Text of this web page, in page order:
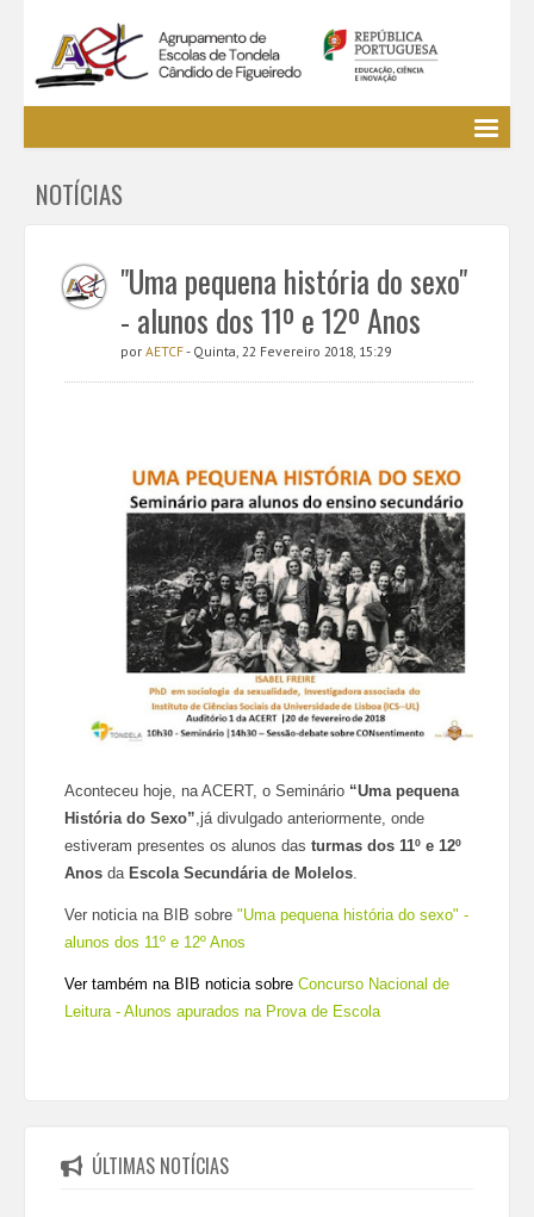
EE / Alunos
Cursos Profissionais
Bibliotecas
Media AETCF
Legislação
NOTÍCIAS
"Uma pequena história do sexo"
- alunos dos 11º e 12º Anos
por AETCF- Quinta, 22 Fevereiro 2018, 15:29
Aconteceu hoje, na ACERT, o Seminário “Uma pequena
História do Sexo”,já divulgado anteriormente, onde
estiveram presentes os alunos das turmas dos 11º e 12º
Anos da Escola Secundária de Molelos.
Ver noticia na BIB sobre "Uma pequena história do sexo" -
alunos dos 11º e 12º Anos
Ver também na BIB noticia sobre Concurso Nacional de
Leitura - Alunos apurados na Prova de Escola
ÚLTIMAS NOTÍCIAS